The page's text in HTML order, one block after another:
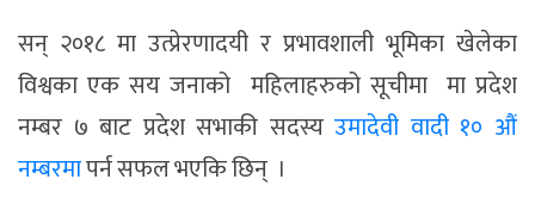
सन् २०१८ मा उत्प्रेरणादयी र प्रभावशाली भूमिका खेलेका
विश्वका एक सय जनाको महिलाहरुको सूचीमा मा प्रदेश
नम्बर ७ बाट प्रदेश सभाकी सदस्यउमादेवी वादी १० औं
नम्बरमापर्न सफल भएकि छिन् ।